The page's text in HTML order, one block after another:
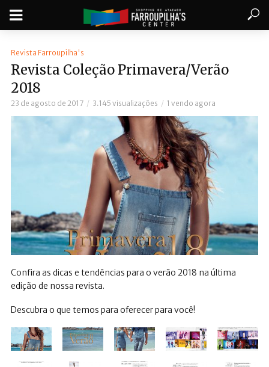
Revista Farroupilha's
Revista Coleção Primavera/Verão
2018
23 de agosto de 2017 3.145 visualizações 1 vendo agora
Confira as dicas e tendências para o verão 2018 na última
edição de nossa revista.
Descubra o que temos para oferecer para você!